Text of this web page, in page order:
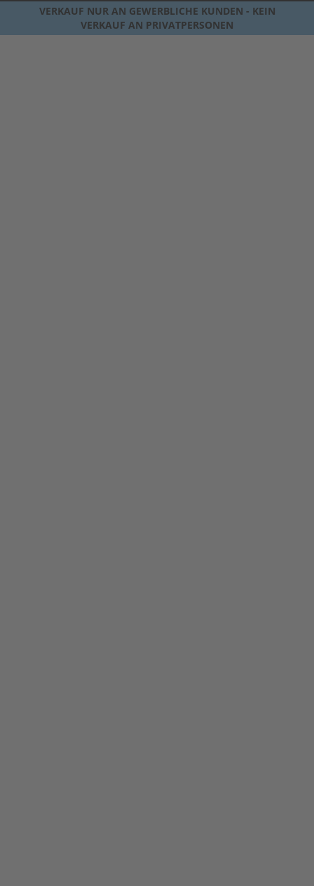
VERKAUF NUR AN GEWERBLICHE KUNDEN - KEIN
VERKAUF AN PRIVATPERSONEN